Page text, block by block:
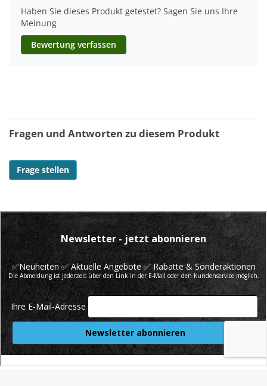
Haben Sie dieses Produkt getestet? Sagen Sie uns Ihre
Meinung
Bewertung verfassen
Fragen und Antworten zu diesem Produkt
Frage stellen